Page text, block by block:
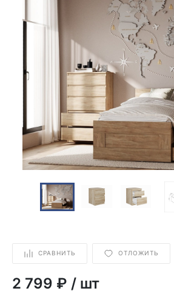
СРАВНИТЬ ОТЛОЖИТЬ
2 799 ₽ / шт